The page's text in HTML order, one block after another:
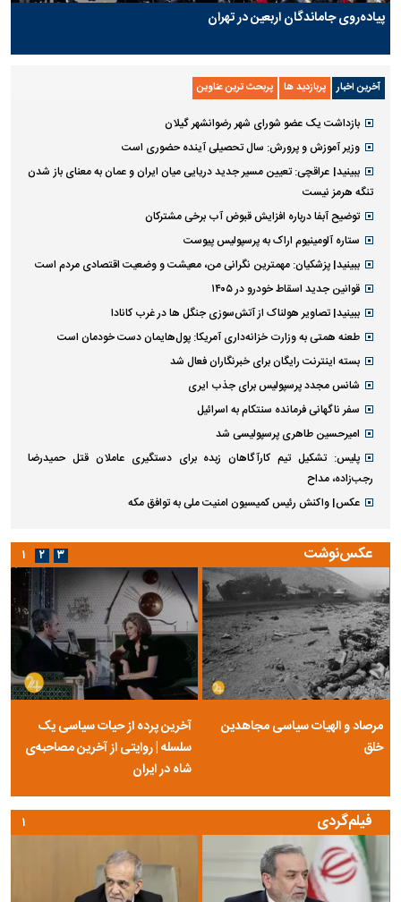
پیاده‌روی جاماندگان اربعین در تهران
آخرین اخبار پربازدید ها پربحث ترین عناوین
بازداشت یک عضو شورای شهر رضوانشهر گیلان
وزیر آموزش و پرورش: سال تحصیلی آینده حضوری است
ببینید| عراقچی: تعیین مسیر جدید دریایی میان ایران و عمان به معنای باز شدن
تنگه هرمز نیست
توضیح آبفا درباره افزایش قبوض آب برخی مشترکان
ستاره آلومینیوم اراک به پرسپولیس پیوست
ببینید| پزشکیان: مهمترین نگرانی من، معیشت و وضعیت اقتصادی مردم است
قوانین جدید اسقاط خودرو در ۱۴۰۵
ببینید| تصاویر هولناک از آتش‌سوزی جنگل ها در غرب کانادا
طعنه همتی به وزارت خزانه‌داری آمریکا: پول‌هایمان دست خودمان است
بسته اینترنت رایگان برای خبرنگاران فعال شد
شانس مجدد پرسپولیس برای جذب ایری
سفر ناگهانی فرمانده سنتکام به اسرائیل
امیرحسین طاهری پرسپولیسی شد
پلیس: تشکیل تیم کارآگاهان زبده برای دستگیری عاملان قتل حمیدرضا
رجب‌زاده، مداح
عکس| واکنش رئیس کمیسیون امنیت ملی به توافق مکه
عکس‌نوشت
مرصاد و الهیات سیاسی مجاهدین
خلق
آخرین پرده از حیات سیاسی یک
سلسله | روایتی از آخرین مصاحبه‌ی
شاه در ایران
۱ ۲ ۳
فیلم‌گردی ۱